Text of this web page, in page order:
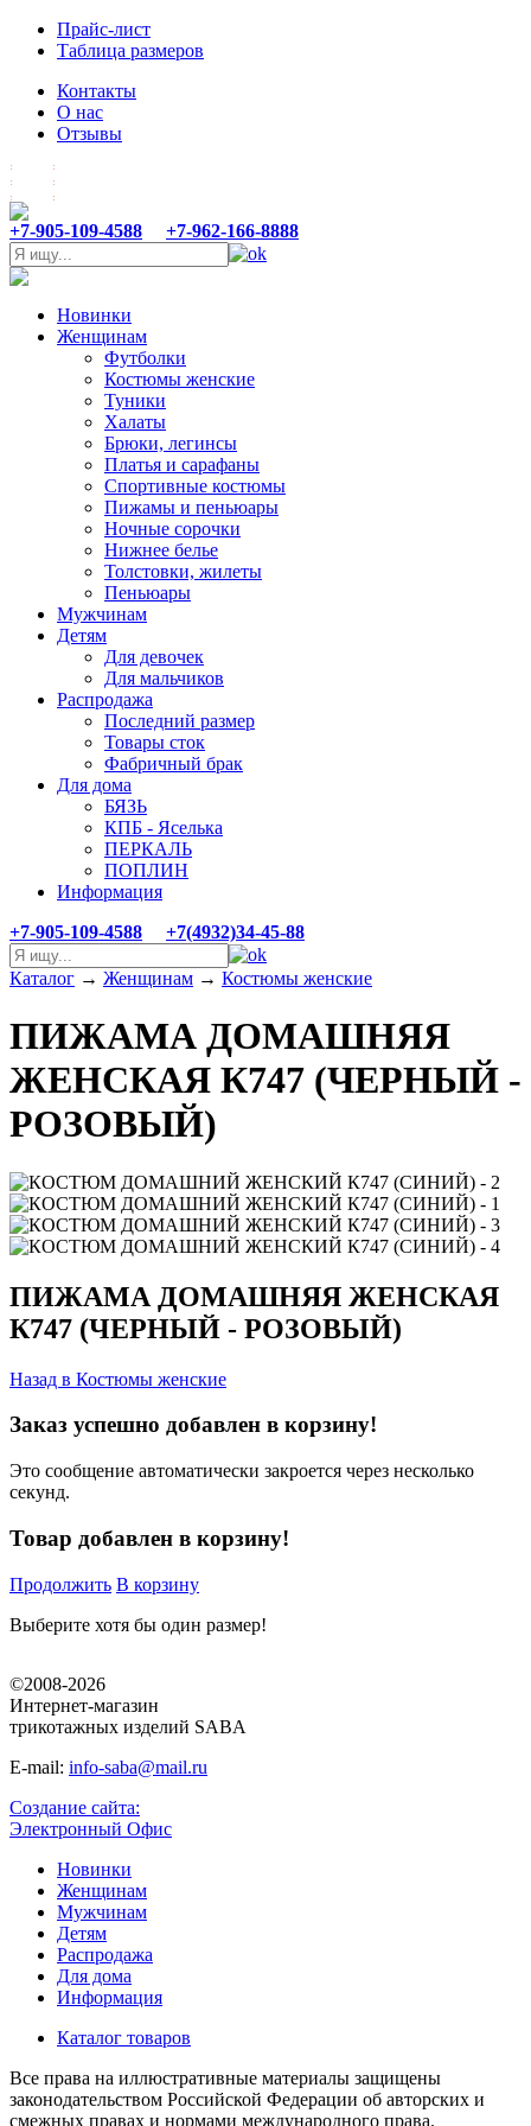
Прайс-лист
Таблица размеров
Контакты
О нас
Отзывы
+7-905-109-4588 +7-962-166-8888
Новинки
Женщинам
Футболки
Костюмы женские
Туники
Халаты
Брюки, легинсы
Платья и сарафаны
Спортивные костюмы
Пижамы и пеньюары
Ночные сорочки
Нижнее белье
Толстовки, жилеты
Пеньюары
Мужчинам
Детям
Для девочек
Для мальчиков
Распродажа
Последний размер
Товары сток
Фабричный брак
Для дома
БЯЗЬ
КПБ - Яселька
ПЕРКАЛЬ
ПОПЛИН
Информация
+7-905-109-4588
+7(4932)34-45-88
Каталог → Женщинам → Костюмы женские
ПИЖАМА ДОМАШНЯЯ
ЖЕНСКАЯ К747 (ЧЕРНЫЙ -
РОЗОВЫЙ)
ПИЖАМА ДОМАШНЯЯ ЖЕНСКАЯ
К747 (ЧЕРНЫЙ - РОЗОВЫЙ)
Назад в Костюмы женские
Заказ успешно добавлен в корзину!
Это сообщение автоматически закроется через несколько
секунд.
Товар добавлен в корзину!
Продолжить В корзину
Выберите хотя бы один размер!
©2008-2026
Интернет-магазин
трикотажных изделий SABA
E-mail: info-saba@mail.ru
Создание сайта:
Электронный Офис
Новинки
Женщинам
Мужчинам
Детям
Распродажа
Для дома
Информация
Каталог товаров
Все права на иллюстративные материалы защищены
законодательством Российской Федерации об авторских и
смежных правах и нормами международного права.